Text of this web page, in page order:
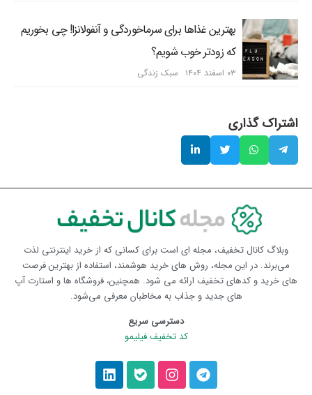
بهترین غذاها برای سرماخوردگی و آنفولانزا! چی بخوریم
که زودتر خوب شویم؟
۰۳ اسفند ۱۴۰۴ سبک زندگی
اشتراک گذاری
وبلاگ کانال تخفیف، مجله ای است برای کسانی که از خرید اینترنتی لذت
می‌برند. در این مجله، روش های خرید هوشمند، استفاده از بهترین فرصت
های خرید و کدهای تخفیف ارائه می شود. همچنین، فروشگاه ها و استارت آپ
های جدید و جذاب به مخاطبان معرفی می‌شود.
دسترسی سریع
کد تخفیف فیلیمو